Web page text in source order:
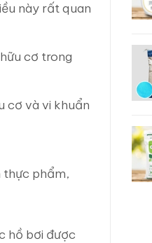
này rất quan
cơ trong
cơ và vi khuẩn
thực phẩm,
hồ bơi được